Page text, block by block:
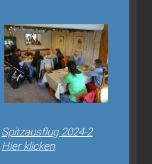
Spitzausflug 2024-2
Hier klicken